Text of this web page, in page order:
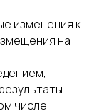
изменения к
на
числе